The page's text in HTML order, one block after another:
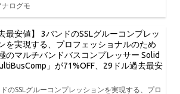
ログモ
最安値】 3バンドのSSLグルーコンプレッ
を実現する、プロフェッショナルのため
のマルチバンドバスコンプレッサー Solid
」が71%OFF、29ドル過去最安
のSSLグルーコンプレッションを実現する、プロ